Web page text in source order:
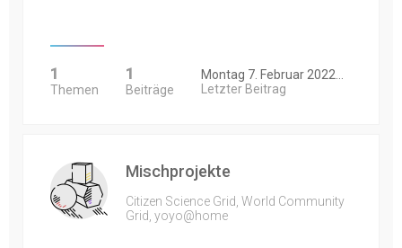
1
Themen
1
Beiträge
Montag 7. Februar 2022…
Letzter Beitrag
Mischprojekte
Citizen Science Grid, World Community
Grid, yoyo@home